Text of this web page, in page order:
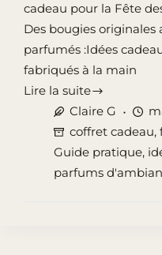
cadeau pour la Fête
Des bougies originales
parfumés :Idées
fabriqués à la main
Lire la suite
Cadeau
Claire G
coffret cadeau,
Guide pratique,
parfums